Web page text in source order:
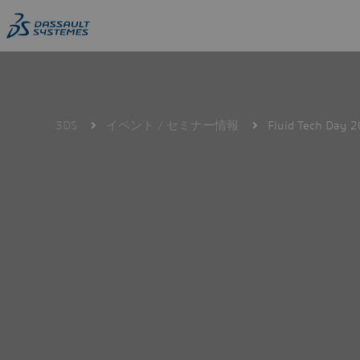
to
main
3DS イベント / セミナー情報 Fluid Tech Day